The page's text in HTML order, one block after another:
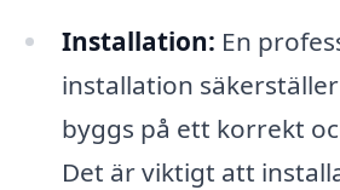
Installation: En
installation
byggs på ett korrekt
Det är viktigt att